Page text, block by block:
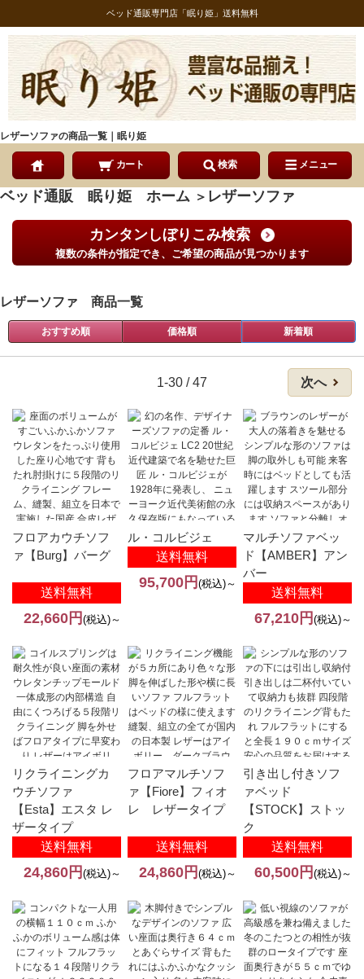
ベッド通販専門店「眠り姫」送料無料
レザーソファの商品一覧｜眠り姫
カート 検索 メニュー
ベッド通販 眠り姫 ホーム ＞ レザーソファ
カンタンしぼりこみ検索
複数の条件が指定でき、ご希望の商品が見つかります
レザーソファ 商品一覧
おすすめ順 価格順 新着順
1-30 / 47 次へ
フロアカウチソフ
ァ【Burg】バーグ
送料無料
22,660円 (税込)～
送料無料
95,700円 (税込)～
マルチソファベッ
ド【AMBER】アン
送料無料
67,210円 (税込)～
リクライニングカ
ウチソファ
【Esta】エスタ レ
送料無料
24,860円 (税込)～
フロアマルチソフ
ァ【Fiore】フィオ
レ レザータイプ
送料無料
24,860円 (税込)～
引き出し付きソフ
ァベッド
【STOCK】ストッ
送料無料
60,500円 (税込)～